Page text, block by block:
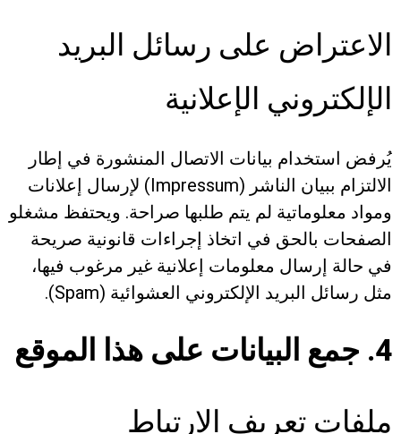
الاعتراض على رسائل البريد
الإلكتروني الإعلانية
يُرفض استخدام بيانات الاتصال المنشورة في إطار
الالتزام ببيان الناشر (Impressum) لإرسال إعلانات
ومواد معلوماتية لم يتم طلبها صراحة. ويحتفظ مشغلو
الصفحات بالحق في اتخاذ إجراءات قانونية صريحة
في حالة إرسال معلومات إعلانية غير مرغوب فيها،
مثل رسائل البريد الإلكتروني العشوائية (Spam).
4. جمع البيانات على هذا الموقع
ملفات تعريف الارتباط